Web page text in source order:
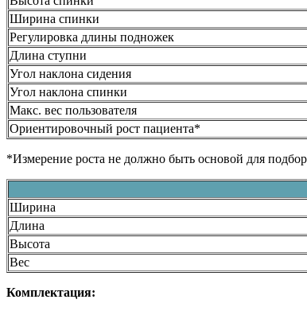
Ширина спинки
Регулировка длины подножек
Длина ступни
Угол наклона сидения
Угол наклона спинки
Макс. вес пользователя
Ориентировочный рост пациента*
*Измерение роста не должно быть основой для
Ширина
Длина
Высота
Вес
Комплектация: